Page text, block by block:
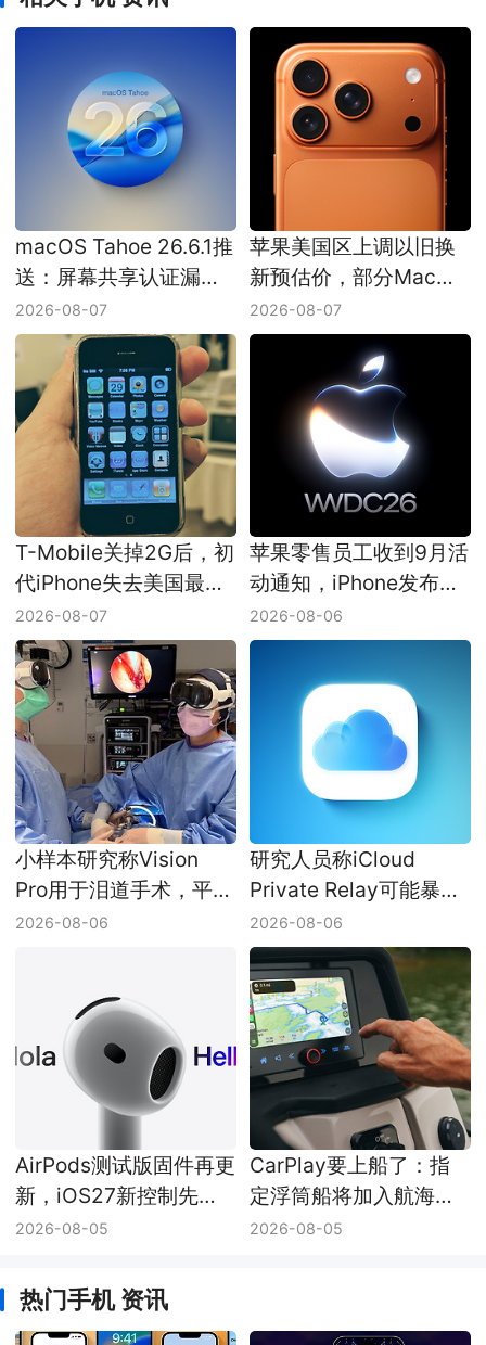
macOS Tahoe 26.6.1推
送：屏幕共享认证漏洞
已修复
2026-08-07
苹果美国区上调以旧换
新预估价，部分Mac增
幅接近三成
2026-08-07
T-Mobile关掉2G后，初
代iPhone失去美国最后
一条蜂窝网络
2026-08-07
苹果零售员工收到9月活
动通知，iPhone发布会
日期仍未官宣
2026-08-06
小样本研究称Vision
Pro用于泪道手术，平均
耗时少了8分钟
2026-08-06
研究人员称iCloud
Private Relay可能暴露
真实IP，Apple尚未回应
2026-08-06
AirPods测试版固件再更
新，iOS27新控制先在
开发者手里联动
2026-08-05
CarPlay要上船了：指
定浮筒船将加入航海导
航
2026-08-05
热门手机 资讯